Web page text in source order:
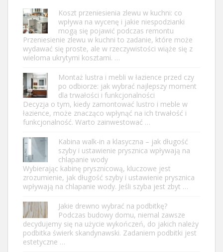
Koszt przeniesienia zlewu w kuchni: co
wpływa na wycenę i jakie niespodzianki
mogą się pojawić podczas remontu
Przeniesienie zlewu w kuchni to zadanie, które może
wydawać się proste, ale w rzeczywistości wiąże się z
wieloma ukrytymi kosztami. …
Montaż lustra i mebli w łazience przed czy
po odbiorze: jak wybrać najlepszy moment
dla trwałości i funkcjonalności
Decyzja o tym, kiedy zamontować lustro i meble w
łazience, może znacząco wpłynąć na ich trwałość i
funkcjonalność. Warto zainwestować …
Kabina walk-in a klasyczna – jak długość
szyby i ustawienie prysznica wpływają na
chlapanie wody
Wybierając kabinę prysznicową, kluczowe jest
zrozumienie, jak długość szyby i ustawienie prysznica
wpływają na chlapanie wody. Jeśli szyba jest zbyt …
Jakie drewno wybrać na podbitkę?
Podczas budowy domu, niemal zawsze
decydujemy się na użycie wykończeń, do jakich należy
podbitka świerk skandynawski. Zadaniem podbitki jest
estetyczne …